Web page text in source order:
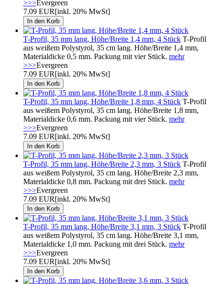
>>>Evergreen
7.09 EUR[inkl. 20% MwSt]
T-Profil, 35 mm lang, Höhe/Breite 1,4 mm, 4 Stück T-Profil
aus weißem Polystyrol, 35 cm lang. Höhe/Breite 1,4 mm,
Materialdicke 0,5 mm. Packung mit vier Stück. mehr
>>>Evergreen
7.09 EUR[inkl. 20% MwSt]
T-Profil, 35 mm lang, Höhe/Breite 1,8 mm, 4 Stück T-Profil
aus weißem Polystyrol, 35 cm lang. Höhe/Breite 1,8 mm,
Materialdicke 0,6 mm. Packung mit vier Stück. mehr
>>>Evergreen
7.09 EUR[inkl. 20% MwSt]
T-Profil, 35 mm lang, Höhe/Breite 2,3 mm, 3 Stück T-Profil
aus weißem Polystyrol, 35 cm lang. Höhe/Breite 2,3 mm,
Materialdicke 0,8 mm. Packung mit drei Stück. mehr
>>>Evergreen
7.09 EUR[inkl. 20% MwSt]
T-Profil, 35 mm lang, Höhe/Breite 3,1 mm, 3 Stück T-Profil
aus weißem Polystyrol, 35 cm lang. Höhe/Breite 3,1 mm,
Materialdicke 1,0 mm. Packung mit drei Stück. mehr
>>>Evergreen
7.09 EUR[inkl. 20% MwSt]